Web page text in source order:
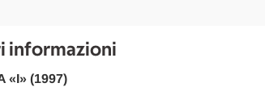
informazioni
«I» (1997)